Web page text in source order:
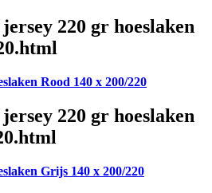
220 gr hoeslaken
Rood 140 x 200/220
220 gr hoeslaken
Grijs 140 x 200/220